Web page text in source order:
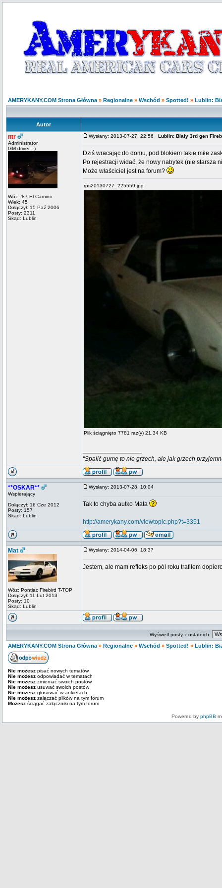
AMERYKANY.COM Strona Główna » Regionalne » Wschód » Spotted! » Lublin:
Autor
ntr
Administrator
GM driver :-)
Wóz: '87 El Camino
Wiek: 45
Dołączył: 15 Paź 2006
Posty: 2311
Skąd: Lublin
Wysłany: 2013-07-27, 22:56 Lublin: Biały 3rd gen
Dziś wracając do domu, pod blokiem takie miłe
Po rejestracji widać, że nowy nabytek (nie starsza
Może właściciel jest na forum?
rps20130727_225559.jpg
Plik ściągnięto 7781 raz(y) 21.34 KB
"Spalić gumę to nie grzech, ale jak grzech
**OSKAR**
Wspierający
Dołączył: 16 Cze 2012
Posty: 157
Skąd: Lublin
Wysłany: 2013-07-28, 10:04
Tak to chyba autko Mata
http://amerykany.com/viewtopic.php?t=3351
Mat
Wóz: Pontiac Firebird T-TOP
Dołączył: 11 Lut 2013
Posty: 10
Skąd: Lublin
Wysłany: 2014-04-06, 18:37
Jestem, ale mam refleks po pól roku trafiłem
Wyświetl posty z ostatnich:
AMERYKANY.COM Strona Główna » Regionalne » Wschód » Spotted! » Lublin:
Nie możesz pisać nowych tematów
Nie możesz odpowiadać w tematach
Nie możesz zmieniać swoich postów
Nie możesz usuwać swoich postów
Nie możesz głosować w ankietach
Nie możesz załączać plików na tym forum
Możesz ściągać załączniki na tym forum
Powered by phpBB